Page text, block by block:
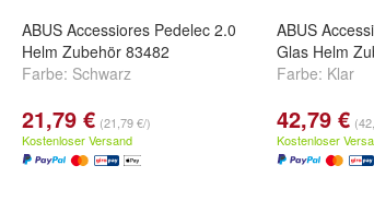
ABUS Accessiores Pedelec 2.0
Helm Zubehör 83482
Farbe: Schwarz
21,79 € (21,79 €/)
Kostenloser Versand
ABUS
Glas Helm
Farbe: Klar
42,79 €
Kostenloser